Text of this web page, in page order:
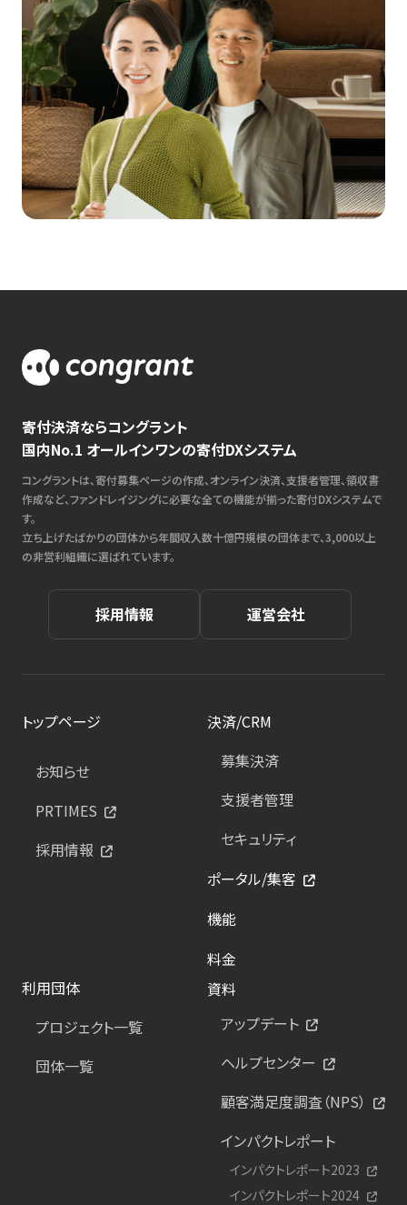
寄付決済ならコングラント
国内No.1 オールインワンの寄付DXシステム
コングラントは、寄付募集ページの作成、オンライン決済、支援者管理、領収書
作成など、ファンドレイジングに必要な全ての機能が揃った寄付DXシステムで
す。
立ち上げたばかりの団体から年間収入数十億円規模の団体まで、3,000以上
の非営利組織に選ばれています。
採用情報 運営会社
トップページ
お知らせ
PRTIMES
採用情報
決済/CRM
募集決済
支援者管理
セキュリティ
ポータル/集客
機能
料金
利用団体
プロジェクト一覧
団体一覧
資料
アップデート
ヘルプセンター
顧客満足度調査（NPS）
インパクトレポート
インパクトレポート2023
インパクトレポート2024